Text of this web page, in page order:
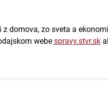
domova, zo sveta a
webe spravy.stvr.sk